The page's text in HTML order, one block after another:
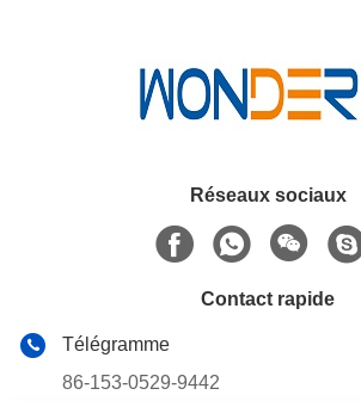
Réseaux sociaux
Contact rapide
Télégramme
86-153-0529-9442